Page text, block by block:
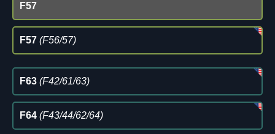
F57
F57 (F56/57)
F63 (F42/61/63)
F64 (F43/44/62/64)